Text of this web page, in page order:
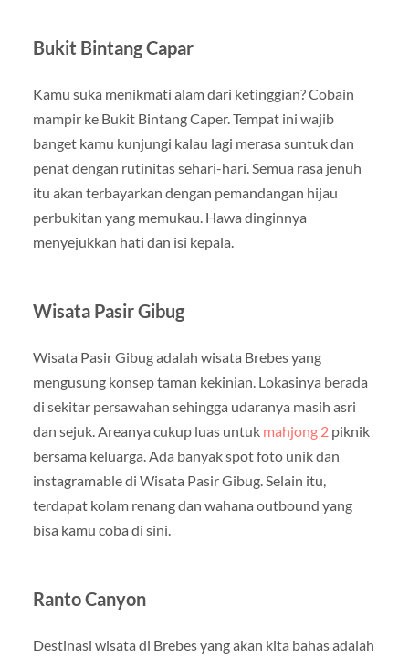
Bukit Bintang Capar
Kamu suka menikmati alam dari ketinggian? Cobain
mampir ke Bukit Bintang Caper. Tempat ini wajib
banget kamu kunjungi kalau lagi merasa suntuk dan
penat dengan rutinitas sehari-hari. Semua rasa jenuh
itu akan terbayarkan dengan pemandangan hijau
perbukitan yang memukau. Hawa dinginnya
menyejukkan hati dan isi kepala.
Wisata Pasir Gibug
Wisata Pasir Gibug adalah wisata Brebes yang
mengusung konsep taman kekinian. Lokasinya berada
di sekitar persawahan sehingga udaranya masih asri
dan sejuk. Areanya cukup luas untuk mahjong 2piknik
bersama keluarga. Ada banyak spot foto unik dan
instagramable di Wisata Pasir Gibug. Selain itu,
terdapat kolam renang dan wahana outbound yang
bisa kamu coba di sini.
Ranto Canyon
Destinasi wisata di Brebes yang akan kita bahas adalah